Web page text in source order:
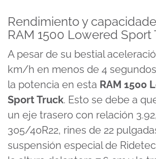
Rendimiento y
RAM 1500 Lowered Sport
A pesar de su bestial
km/h en menos de 4
la potencia en esta RAM 1500
Sport Truck. Esto se debe a
un eje trasero con relación
305/40R22, rines de 22
suspensión especial de